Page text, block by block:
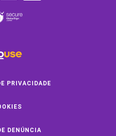
PRIVACIDADE
DENÚNCIA